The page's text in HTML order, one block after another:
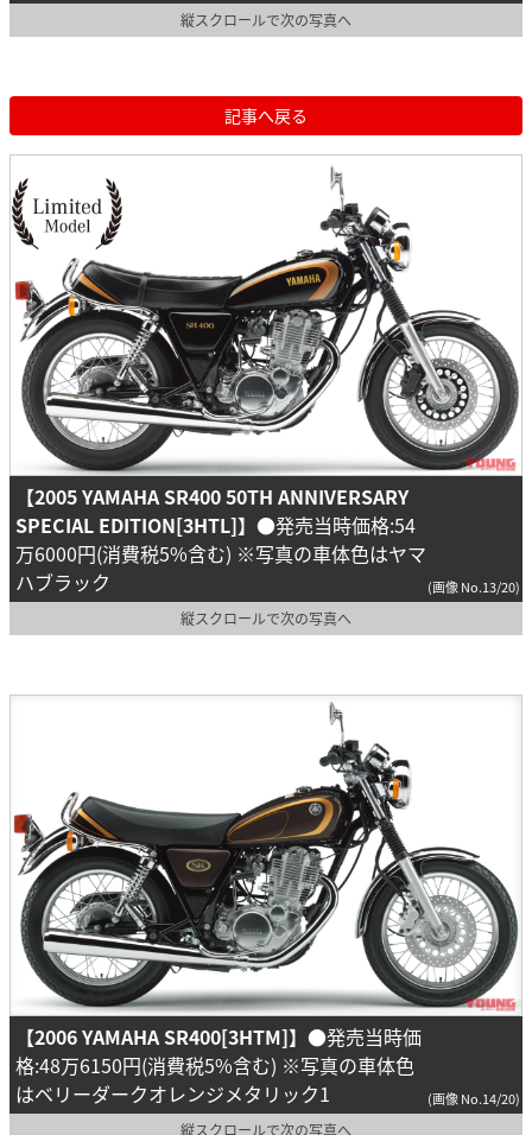
縦スクロールで次の写真へ
記事へ戻る
【2005 YAMAHA SR400 50TH ANNIVERSARY
SPECIAL EDITION[3HTL]】 ●発売当時価格:54
万6000円(消費税5%含む) ※写真の車体色はヤマ
ハブラック
(画像 No.13/20)
縦スクロールで次の写真へ
【2006 YAMAHA SR400[3HTM]】 ●発売当時価
格:48万6150円(消費税5%含む) ※写真の車体色
はベリーダークオレンジメタリック1
(画像 No.14/20)
縦スクロールで次の写真へ